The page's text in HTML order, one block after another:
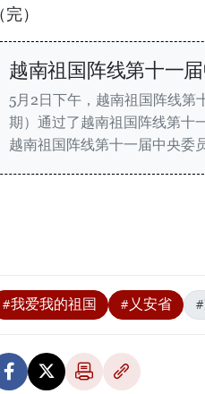
（完）
越南祖国阵线第十一
5月2日下午，越南祖国阵线第
期）通过了越南祖国阵线第十
越南祖国阵线第十一届中央委
#我爱我的祖国 #乂安省